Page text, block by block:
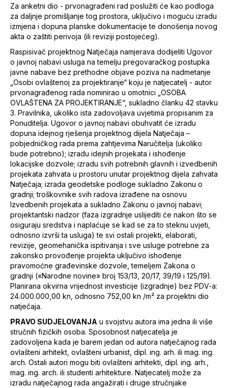
Za anketni dio - prvonagrađeni rad poslužiti će kao podloga
za daljnje promišljanje tog prostora, uključivo i moguću izradu
izmjena i dopuna planske dokumentacije te donošenja novog
akta o zaštiti perivoja (ili reviziji postojećeg).
Raspisivač projektnog Natječaja namjerava dodijeliti Ugovor
o javnoj nabavi usluga na temelju pregovaračkog postupka
javne nabave bez prethodne objave poziva na nadmetanje
„Osobi ovlaštenoj za projektiranje“ koju je natjecatelj - autor
prvonagrađenog rada nominirao u omotnici „OSOBA
OVLAŠTENA ZA PROJEKTIRANJE“, sukladno članku 42 stavku
3. Pravilnika, ukoliko ista zadovoljava uvjetima propisanim za
Ponuditelja. Ugovor o javnoj nabavi obuhvatit će izradu
dopuna idejnog rješenja projektnog dijela Natječaja –
pobjedničkog rada prema zahtjevima Naručitelja (ukoliko
bude potrebno); izradu idejnih projekata i ishođenje
lokacijske dozvole; izradu svih potrebnih glavnih i izvedbenih
projekata zahvata u prostoru unutar projektnog dijela zahvata
Natječaja; izrada geodetske podloge sukladno Zakonu o
gradnji; troškovnike svih radova izrađene na osnovu
Izvedbenih projekata a sukladno Zakonu o javnoj nabavi;
projektantski nadzor (faza izgradnje uslijediti će nakon što se
osiguraju sredstva i naplaćuje se kad se za to steknu uvjeti,
odnosno izvrši ta usluga) te svi ostali projekti, elaborati,
revizije, geomehanička ispitivanja i sve usluge potrebne za
zakonsko provođenje projekta uključivo ishođenje
pravomoćne građevinske dozvole, temeljem Zakona o
gradnji («Narodne novine» broj 153/13, 20/17, 39/19 i 125/19).
Planirana okvirna vrijednost investicije (izgradnje) bez PDV-a:
24.000.000,00 kn, odnosno 752,00 kn /m² za projektni dio
natječaja.
PRAVO SUDJELOVANJA u svojstvu autora ima jedna ili više
stručnih fizičkih osoba. Sposobnost natjecatelja je
zadovoljena kada je barem jedan od autora natječajnog rada
ovlašteni arhitekt, ovlašteni urbanist, dipl. ing. arh. ili mag. ing.
arch. Ostali autori mogu biti ovlašteni arhitekti, dipl. ing. arh.,
mag. ing. arch. ili studenti arhitekture. Natjecatelj može za
izradu natječajnog rada angažirati i druge stručnjake